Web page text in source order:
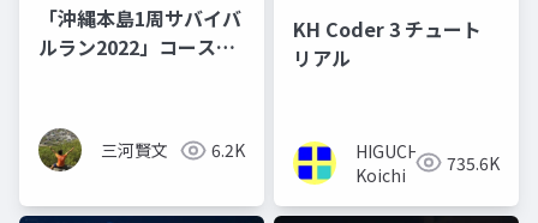
「沖縄本島1周サバイバ
ルラン2022」コースマ
三河賢文 6.2K
KH Coder 3 チュート
リアル
HIGUCHI
Koichi
735.6K